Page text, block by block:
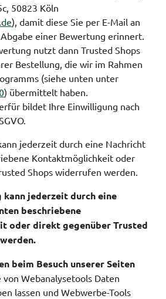
50823 Köln
), damit diese Sie per E-Mail an
einer Bewertung erinnert.
nutzt dann Trusted Shops
Bestellung, die wir im Rahmen
(siehe unten unter
) übermittelt haben.
bildet Ihre Einwilligung nach
jederzeit durch eine Nachricht
Kontaktmöglichkeit oder
Shops widerrufen werden.
jederzeit durch eine
beschriebene
oder direkt gegenüber Trusted
beim Besuch unserer Seiten
Webanalysetools Daten
lassen und Webwerbe-Tools